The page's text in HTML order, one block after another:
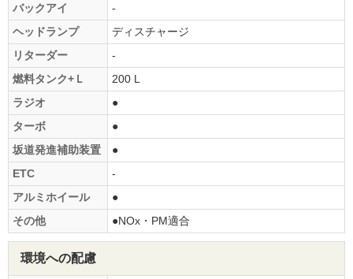
バックアイ
-
ヘッドランプ
ディスチャージ
リターダー
-
燃料タンク+Ｌ
200 L
ラジオ
●
ターボ
●
坂道発進補助装置
●
ETC
-
アルミホイール
●
その他
●NOx・PM適合
環境への配慮